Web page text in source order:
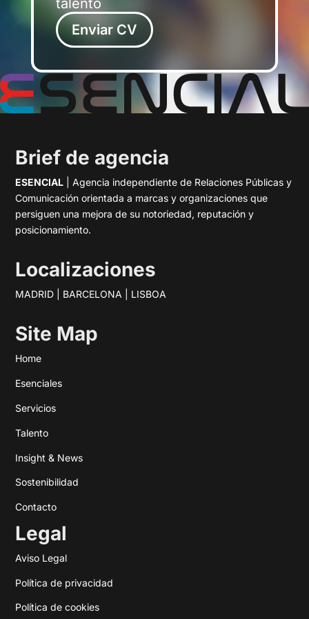
Enviar CV
Brief de agencia
ESENCIAL | Agencia independiente de Relaciones Públicas y
Comunicación orientada a marcas y organizaciones que
persiguen una mejora de su notoriedad, reputación y
posicionamiento.
Localizaciones
MADRID | BARCELONA | LISBOA
Site Map
Home
Esenciales
Servicios
Talento
Insight & News
Sostenibilidad
Contacto
Legal
Aviso Legal
Política de privacidad
Política de cookies